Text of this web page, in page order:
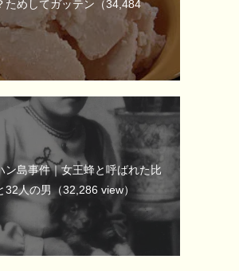
ためしてガッテン （34,484
ン島事件｜女王蜂と呼ばれた比
32人の男（32,286 view）